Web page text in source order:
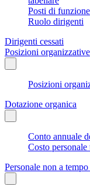
Posti di
Ruolo dirigenti
Dirigenti cessati
Posizioni organizzative
Posizioni
Dotazione organica
Conto annuale
Costo
Personale non a